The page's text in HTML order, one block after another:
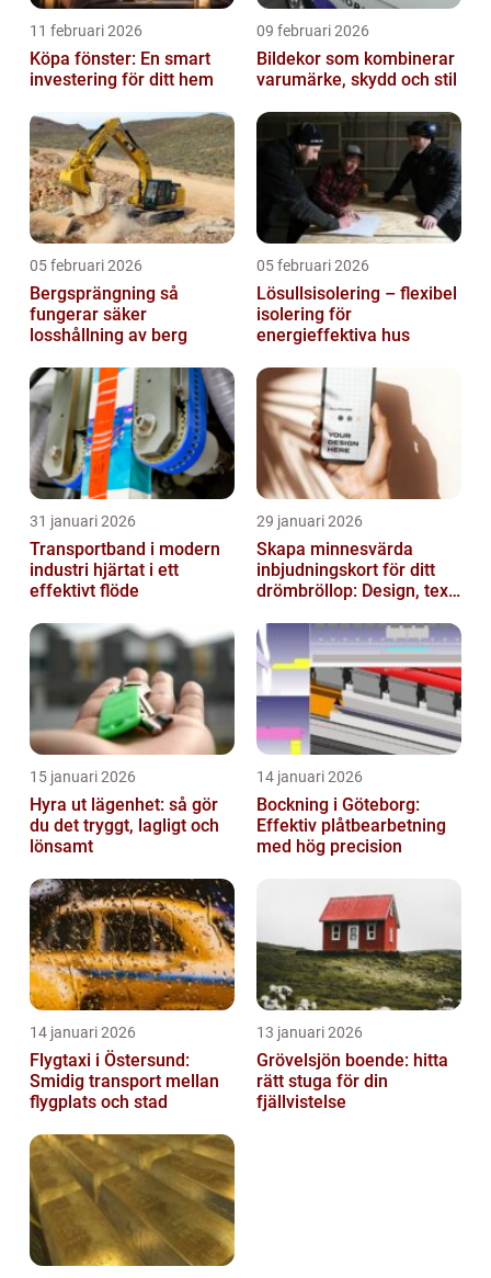
11 februari 2026
Köpa fönster: En smart
investering för ditt hem
09 februari 2026
Bildekor som kombinerar
varumärke, skydd och stil
05 februari 2026
Bergsprängning så
fungerar säker
losshållning av berg
05 februari 2026
Lösullsisolering – flexibel
isolering för
energieffektiva hus
31 januari 2026
Transportband i modern
industri hjärtat i ett
effektivt flöde
29 januari 2026
Skapa minnesvärda
inbjudningskort för ditt
drömbröllop: Design, text
15 januari 2026
Hyra ut lägenhet: så gör
du det tryggt, lagligt och
lönsamt
14 januari 2026
Bockning i Göteborg:
Effektiv plåtbearbetning
med hög precision
14 januari 2026
Flygtaxi i Östersund:
Smidig transport mellan
flygplats och stad
13 januari 2026
Grövelsjön boende: hitta
rätt stuga för din
fjällvistelse